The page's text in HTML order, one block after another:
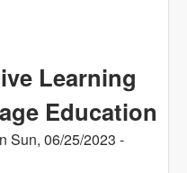
Learning
Education
Sun, 06/25/2023 -